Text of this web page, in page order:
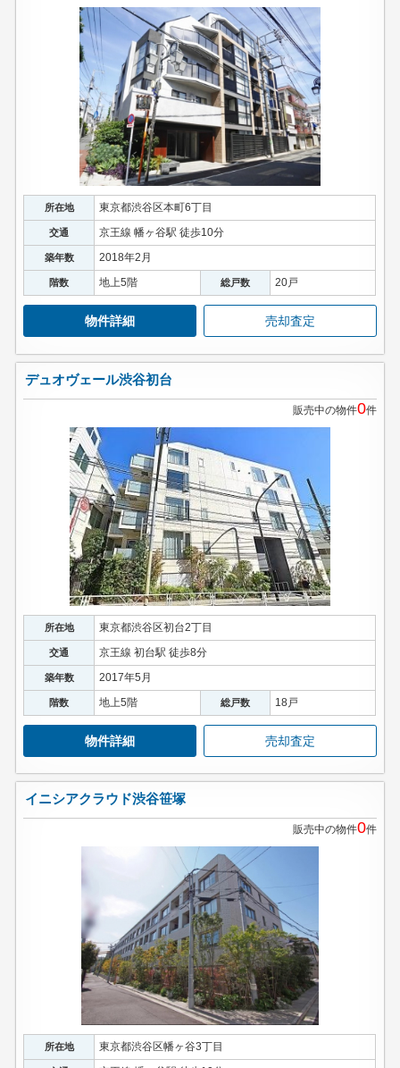
所在地 東京都渋谷区本町6丁目
交通 京王線 幡ヶ谷駅 徒歩10分
築年数 2018年2月
階数 地上5階 総戸数 20戸
物件詳細 売却査定
デュオヴェール渋谷初台
販売中の物件0件
所在地 東京都渋谷区初台2丁目
交通 京王線 初台駅 徒歩8分
築年数 2017年5月
階数 地上5階 総戸数 18戸
物件詳細 売却査定
イニシアクラウド渋谷笹塚
販売中の物件0件
所在地 東京都渋谷区幡ヶ谷3丁目